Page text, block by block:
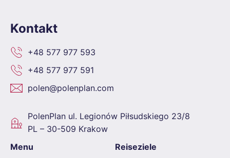
Kontakt
+48 577 977 593
+48 577 977 591
polen@polenplan.com
PolenPlan ul. Legionów Piłsudskiego 23/8
PL – 30-509 Krakow
Menu
Reiseziele